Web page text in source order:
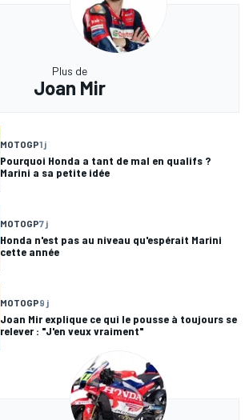
Plus de
Joan Mir
MOTOGP1 j
Pourquoi Honda a tant de mal en qualifs ?
Marini a sa petite idée
MOTOGP7 j
Honda n'est pas au niveau qu'espérait Marini
cette année
MOTOGP9 j
Joan Mir explique ce qui le pousse à toujours se
relever : "J'en veux vraiment"